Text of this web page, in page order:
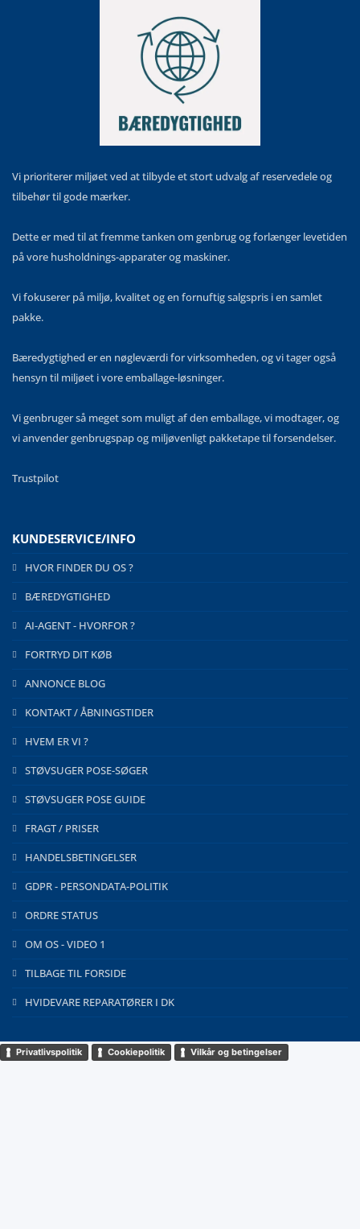
Vi prioriterer miljøet ved at tilbyde et stort udvalg af reservedele og
tilbehør til gode mærker.
Dette er med til at fremme tanken om genbrug og forlænger levetiden
på vore husholdnings-apparater og maskiner.
Vi fokuserer på miljø, kvalitet og en fornuftig salgspris i en samlet
pakke.
Bæredygtighed er en nøgleværdi for virksomheden, og vi tager også
hensyn til miljøet i vore emballage-løsninger.
Vi genbruger så meget som muligt af den emballage, vi modtager, og
vi anvender genbrugspap og miljøvenligt pakketape til forsendelser.
Trustpilot
KUNDESERVICE/INFO
HVOR FINDER DU OS ?
BÆREDYGTIGHED
AI-AGENT - HVORFOR ?
FORTRYD DIT KØB
ANNONCE BLOG
KONTAKT / ÅBNINGSTIDER
HVEM ER VI ?
STØVSUGER POSE-SØGER
STØVSUGER POSE GUIDE
FRAGT / PRISER
HANDELSBETINGELSER
GDPR - PERSONDATA-POLITIK
ORDRE STATUS
OM OS - VIDEO 1
TILBAGE TIL FORSIDE
HVIDEVARE REPARATØRER I DK
Privatlivspolitik Cookiepolitik Vilkår og betingelser